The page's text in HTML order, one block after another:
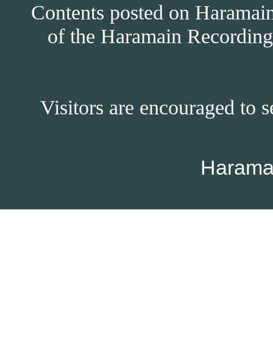
Contents posted on
of the Haramain
Visitors are encouraged to